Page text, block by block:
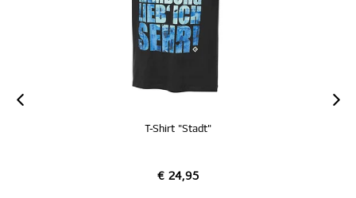
T-Shirt "Stadt"
€ 24,95